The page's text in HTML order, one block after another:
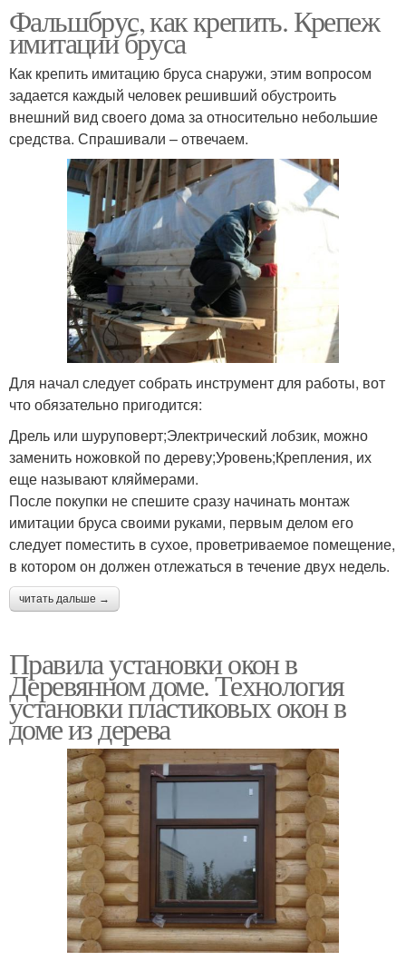
Фальшбрус, как крепить. Крепеж
имитации бруса
Как крепить имитацию бруса снаружи, этим вопросом
задается каждый человек решивший обустроить
внешний вид своего дома за относительно небольшие
средства. Спрашивали – отвечаем.
Для начал следует собрать инструмент для работы, вот
что обязательно пригодится:
Дрель или шуруповерт;Электрический лобзик, можно
заменить ножовкой по дереву;Уровень;Крепления, их
еще называют кляймерами.
После покупки не спешите сразу начинать монтаж
имитации бруса своими руками, первым делом его
следует поместить в сухое, проветриваемое помещение,
в котором он должен отлежаться в течение двух недель.
читать дальше →
Правила установки окон в
Деревянном доме. Технология
установки пластиковых окон в
доме из дерева